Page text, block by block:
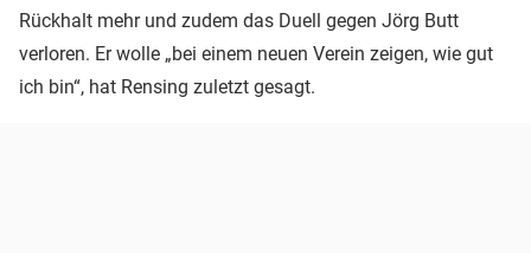
Rückhalt mehr und zudem das Duell gegen Jörg Butt
verloren. Er wolle „bei einem neuen Verein zeigen, wie gut
ich bin“, hat Rensing zuletzt gesagt.